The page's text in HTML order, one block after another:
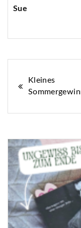
Sue
Kleines